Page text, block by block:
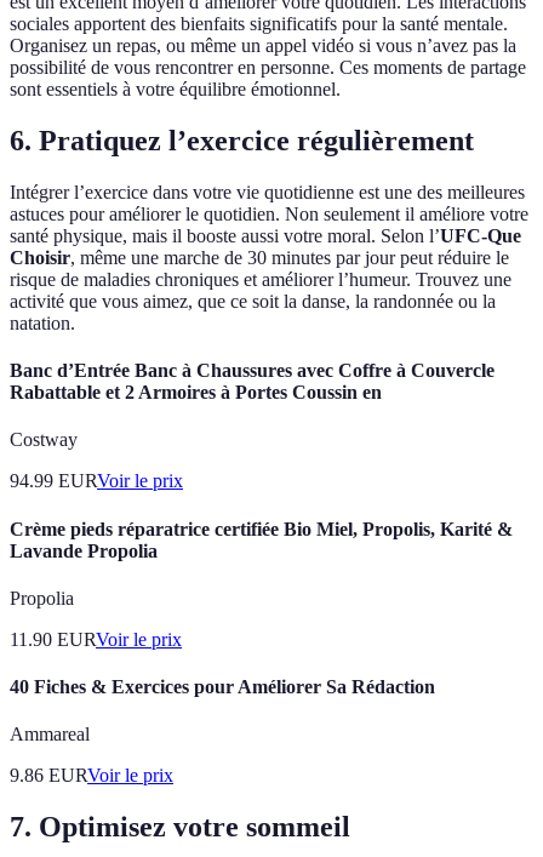
sociales apportent des bienfaits significatifs pour la santé mentale.
Organisez un repas, ou même un appel vidéo si vous n’avez pas la
possibilité de vous rencontrer en personne. Ces moments de partage
sont essentiels à votre équilibre émotionnel.
6. Pratiquez l’exercice régulièrement
Intégrer l’exercice dans votre vie quotidienne est une des meilleures
astuces pour améliorer le quotidien. Non seulement il améliore votre
santé physique, mais il booste aussi votre moral. Selon l’UFC-Que
Choisir, même une marche de 30 minutes par jour peut réduire le
risque de maladies chroniques et améliorer l’humeur. Trouvez une
activité que vous aimez, que ce soit la danse, la randonnée ou la
natation.
Banc d’Entrée Banc à Chaussures avec Coffre à Couvercle
Rabattable et 2 Armoires à Portes Coussin en
Costway
94.99 EURVoir le prix
Crème pieds réparatrice certifiée Bio Miel, Propolis, Karité &
Lavande Propolia
Propolia
11.90 EURVoir le prix
40 Fiches & Exercices pour Améliorer Sa Rédaction
Ammareal
9.86 EURVoir le prix
7. Optimisez votre sommeil